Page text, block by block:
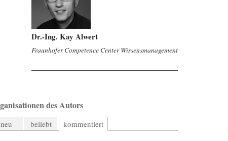
Dr.-Ing. Kay Alwert
Fraunhofer Competence Center Wissensmanagement
des Autors
neu beliebt kommentiert